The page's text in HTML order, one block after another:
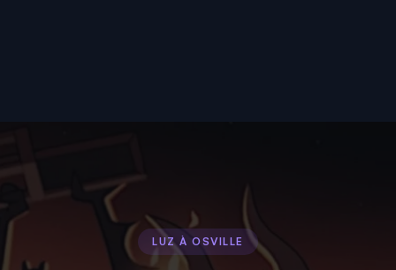
LUZ À OSVILLE